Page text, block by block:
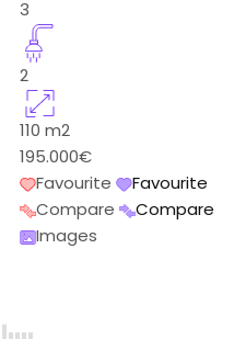
3
2
110 m2
195.000€
Favourite
Favourite
Compare
Compare
Images